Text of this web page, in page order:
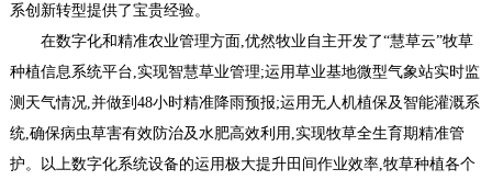
系创新转型提供了宝贵经验。
在数字化和精准农业管理方面,优然牧业自主开发了“慧草云”牧草
种植信息系统平台,实现智慧草业管理;运用草业基地微型气象站实时监
测天气情况,并做到48小时精准降雨预报;运用无人机植保及智能灌溉系
统,确保病虫草害有效防治及水肥高效利用,实现牧草全生育期精准管
护。以上数字化系统设备的运用极大提升田间作业效率,牧草种植各个